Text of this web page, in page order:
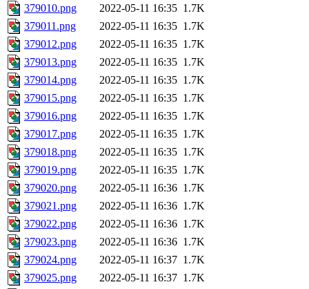
379010.png
2022-05-11 16:35 1.7K
379011.png
2022-05-11 16:35 1.7K
379012.png
2022-05-11 16:35 1.7K
379013.png
2022-05-11 16:35 1.7K
379014.png
2022-05-11 16:35 1.7K
379015.png
2022-05-11 16:35 1.7K
379016.png
2022-05-11 16:35 1.7K
379017.png
2022-05-11 16:35 1.7K
379018.png
2022-05-11 16:35 1.7K
379019.png
2022-05-11 16:35 1.7K
379020.png
2022-05-11 16:36 1.7K
379021.png
2022-05-11 16:36 1.7K
379022.png
2022-05-11 16:36 1.7K
379023.png
2022-05-11 16:36 1.7K
379024.png
2022-05-11 16:37 1.7K
379025.png
2022-05-11 16:37 1.7K